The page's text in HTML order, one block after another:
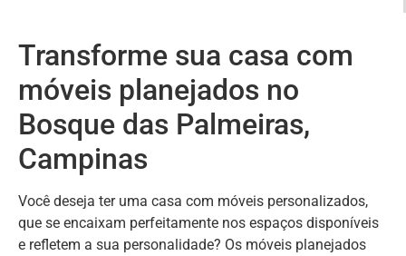
Transforme sua casa com
móveis planejados no
Bosque das Palmeiras,
Campinas
Você deseja ter uma casa com móveis personalizados,
que se encaixam perfeitamente nos espaços disponíveis
e refletem a sua personalidade? Os móveis planejados